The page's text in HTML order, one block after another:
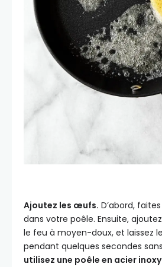
Ajoutez les œufs. D’abord,
dans votre poêle. Ensuite,
le feu à moyen-doux, et laissez
pendant quelques secondes
utilisez une poêle en acier